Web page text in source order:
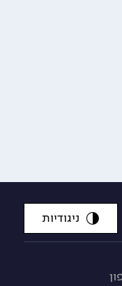
ניגודיות